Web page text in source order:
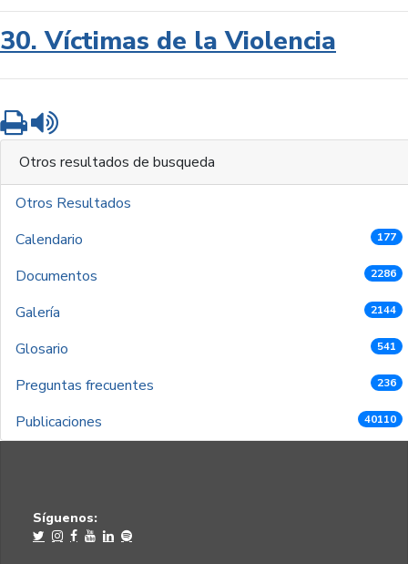
30. Víctimas de la Violencia
Imprimir
Otros resultados de busqueda
Otros Resultados
Calendario
177
Documentos 2286
Galería 2144
Glosario 541
Preguntas frecuentes 236
Publicaciones 40110
Síguenos: